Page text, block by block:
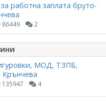
работна заплата бруто-
86449 2
МОД, ТЗПБ,
Крънчева
135947 4